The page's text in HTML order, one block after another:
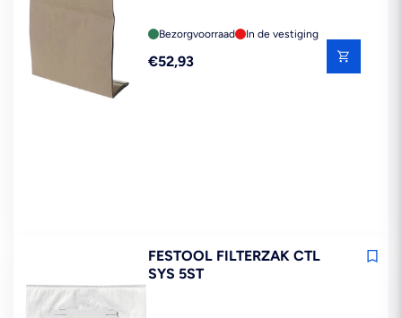
Bezorgvoorraad In de vestiging
Reguliere
€52,93
FESTOOL FILTERZAK CTL
SYS 5ST